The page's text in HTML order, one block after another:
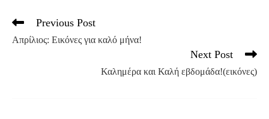
Read
articles
Previous Post
Απρίλιος: Εικόνες για καλό μήνα!
Next Post
Καλημέρα και Καλή εβδομάδα!(εικόνες)